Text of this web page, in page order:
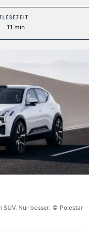
LESEZEIT
11 min
SUV. Nur besser. © Polestar